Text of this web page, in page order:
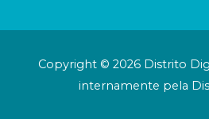
Copyright © 2026 Distrito
internamente pela